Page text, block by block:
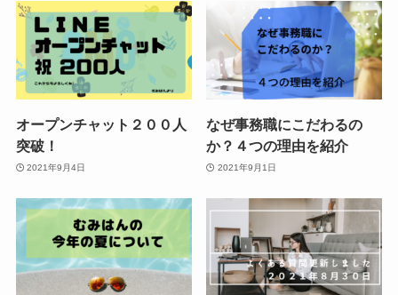
オープンチャット２００人
突破！
2021年9月4日
なぜ事務職にこだわるの
か？４つの理由を紹介
2021年9月1日